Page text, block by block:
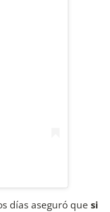
días aseguró que si